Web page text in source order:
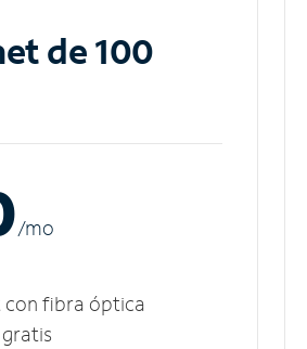
de 100
/mo
con fibra óptica